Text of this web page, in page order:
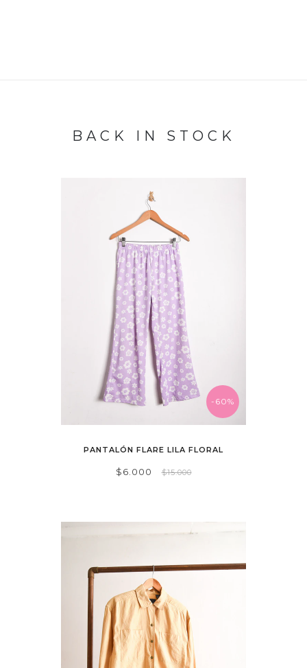
BACK IN STOCK
-60%
PANTALÓN FLARE LILA FLORAL
$6.000 $15.000